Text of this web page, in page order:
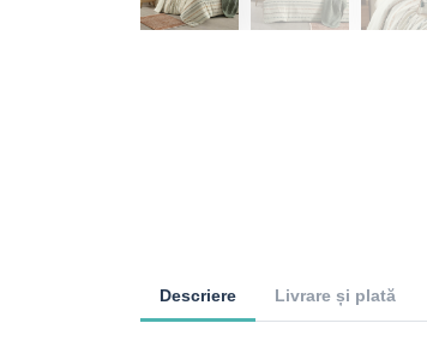
Descriere Livrare și plată